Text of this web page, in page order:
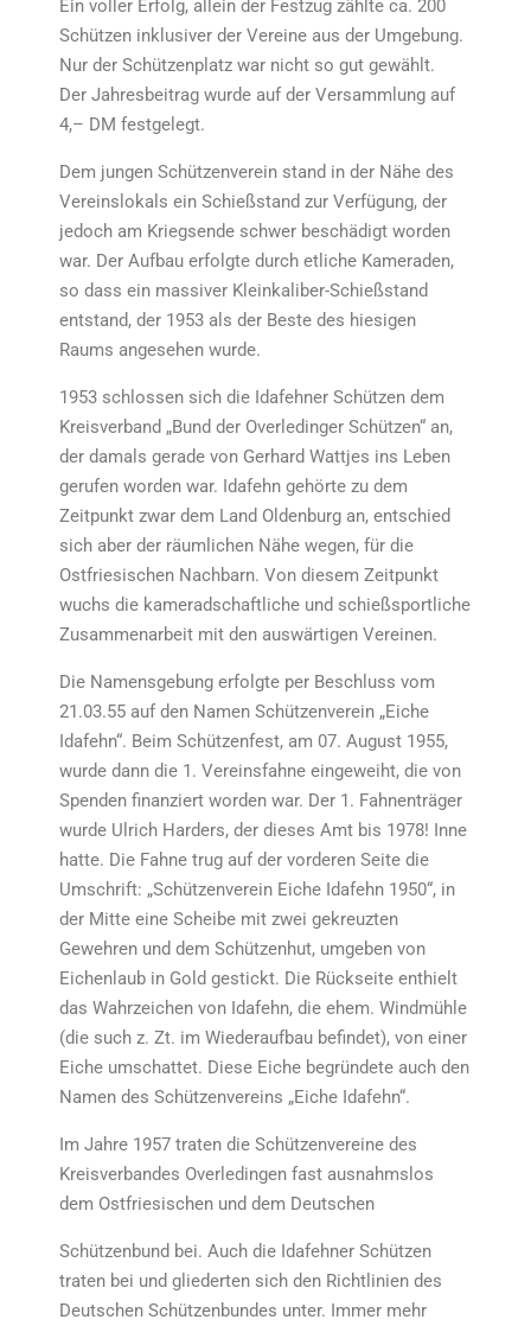
Ein voller Erfolg, allein der Festzug zählte ca. 200
Schützen inklusiver der Vereine aus der Umgebung.
Nur der Schützenplatz war nicht so gut gewählt.
Der Jahresbeitrag wurde auf der Versammlung auf
4,– DM festgelegt.
Dem jungen Schützenverein stand in der Nähe des
Vereinslokals ein Schießstand zur Verfügung, der
jedoch am Kriegsende schwer beschädigt worden
war. Der Aufbau erfolgte durch etliche Kameraden,
so dass ein massiver Kleinkaliber-Schießstand
entstand, der 1953 als der Beste des hiesigen
Raums angesehen wurde.
1953 schlossen sich die Idafehner Schützen dem
Kreisverband „Bund der Overledinger Schützen“ an,
der damals gerade von Gerhard Wattjes ins Leben
gerufen worden war. Idafehn gehörte zu dem
Zeitpunkt zwar dem Land Oldenburg an, entschied
sich aber der räumlichen Nähe wegen, für die
Ostfriesischen Nachbarn. Von diesem Zeitpunkt
wuchs die kameradschaftliche und schießsportliche
Zusammenarbeit mit den auswärtigen Vereinen.
Die Namensgebung erfolgte per Beschluss vom
21.03.55 auf den Namen Schützenverein „Eiche
Idafehn“. Beim Schützenfest, am 07. August 1955,
wurde dann die 1. Vereinsfahne eingeweiht, die von
Spenden finanziert worden war. Der 1. Fahnenträger
wurde Ulrich Harders, der dieses Amt bis 1978! Inne
hatte. Die Fahne trug auf der vorderen Seite die
Umschrift: „Schützenverein Eiche Idafehn 1950“, in
der Mitte eine Scheibe mit zwei gekreuzten
Gewehren und dem Schützenhut, umgeben von
Eichenlaub in Gold gestickt. Die Rückseite enthielt
das Wahrzeichen von Idafehn, die ehem. Windmühle
(die such z. Zt. im Wiederaufbau befindet), von einer
Eiche umschattet. Diese Eiche begründete auch den
Namen des Schützenvereins „Eiche Idafehn“.
Im Jahre 1957 traten die Schützenvereine des
Kreisverbandes Overledingen fast ausnahmslos
dem Ostfriesischen und dem Deutschen
Schützenbund bei. Auch die Idafehner Schützen
traten bei und gliederten sich den Richtlinien des
Deutschen Schützenbundes unter. Immer mehr